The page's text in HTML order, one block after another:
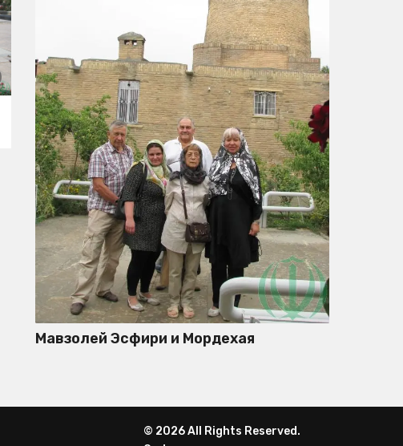
Мавзолей Эсфири и Мордехая
© 2026 All Rights Reserved.